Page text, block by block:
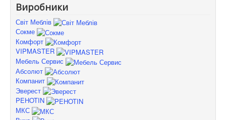
Виробники
Світ Меблів
Сокме
Комфорт
VIPMASTER
Мебель Сервис
Абсолют
Компанит
Эверест
PEHOTIN
МКС